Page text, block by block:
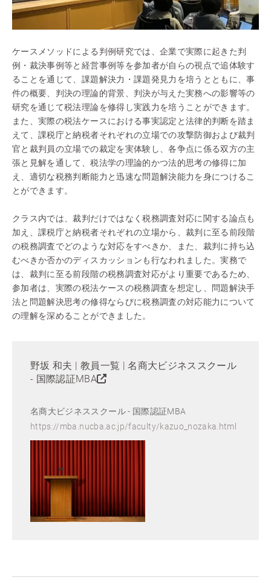
ケースメソッドによる判例研究では、企業で実際に起きた判
例・裁決事例等と経営事例等を参加者が自らの視点で追体験す
ることを通じて、課題解決力・課題発見力を培うとともに、事
件の概要、判決の理論的背景、判決が与えた実務への影響等の
研究を通じて税法理論を修得し実践力を培うことができます。
また、実際の税法ケースにおける事実認定と法律的判断を踏ま
えて、課税庁と納税者それぞれの立場での攻撃防御および裁判
官と裁判員の立場での裁定を実体験し、各争点に係る双方の主
張と見解を通して、税法学の理論的かつ法的思考の修得に加
え、適切な税務判断能力と迅速な問題解決能力を身につけるこ
とができます。
クラス内では、裁判だけではなく税務調査対応に関する論点も
加え、課税庁と納税者それぞれの立場から、裁判に至る前段階
の税務調査でどのような対応をすべきか、また、裁判に持ち込
むべきか否かのディスカッションも行なわれました。実務で
は、裁判に至る前段階の税務調査対応がより重要であるため、
参加者は、実際の税法ケースの税務調査を想定し、問題解決手
法と問題解決思考の修得ならびに税務調査の対応能力について
の理解を深めることができました。
野坂 和夫 | 教員一覧 | 名商大ビジネススクール
- 国際認証MBA
名商大ビジネススクール - 国際認証MBA
https://mba.nucba.ac.jp/faculty/kazuo_nozaka.html